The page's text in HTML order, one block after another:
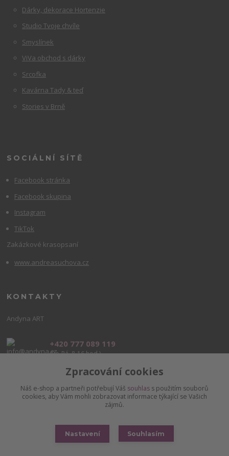
Dárky, dekorace Hortenzie
Studio Tvoje chvíle
Smyslínek
ViVa obchod s dárky
Srcofka
Kavárna Tady & teď
Stories v Brně
SOCIÁLNÍ SÍTĚ
Facebook stránka
Facebook skupina
Instagram
TikTok
Zakázkové krasopsaní
www.andreasuchova.cz
KONTAKTY
Andyna ART
+420 777 089 119
(Po-Pá, 8-16 hod.)
info@andyna.czZpracování cookies
Náš e-shop a partneři potřebují Váš souhlas s použitím souborů
cookies, aby Vám mohli zobrazovat informace týkající se Vašich
zájmů.
Nastavení Souhlasím